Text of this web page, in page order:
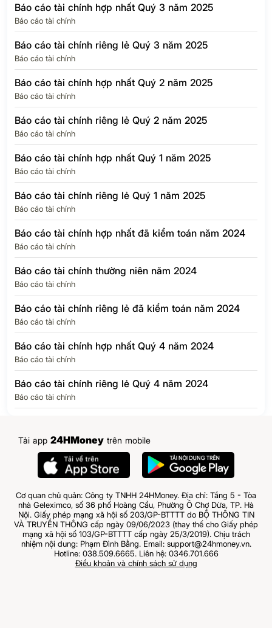
Báo cáo tài chính hợp nhất Quý 3 năm 2025
Báo cáo tài chính
Báo cáo tài chính riêng lẻ Quý 3 năm 2025
Báo cáo tài chính
Báo cáo tài chính hợp nhất Quý 2 năm 2025
Báo cáo tài chính
Báo cáo tài chính riêng lẻ Quý 2 năm 2025
Báo cáo tài chính
Báo cáo tài chính hợp nhất Quý 1 năm 2025
Báo cáo tài chính
Báo cáo tài chính riêng lẻ Quý 1 năm 2025
Báo cáo tài chính
Báo cáo tài chính hợp nhất đã kiểm toán năm 2024
Báo cáo tài chính
Báo cáo tài chính thường niên năm 2024
Báo cáo tài chính
Báo cáo tài chính riêng lẻ đã kiểm toán năm 2024
Báo cáo tài chính
Báo cáo tài chính hợp nhất Quý 4 năm 2024
Báo cáo tài chính
Báo cáo tài chính riêng lẻ Quý 4 năm 2024
Báo cáo tài chính
Tải app 24HMoney trên mobile
Cơ quan chủ quản: Công ty TNHH 24HMoney. Địa chỉ: Tầng 5 - Tòa
nhà Geleximco, số 36 phố Hoàng Cầu, Phường Ô Chợ Dừa, TP. Hà
Nội. Giấy phép mạng xã hội số 203/GP-BTTTT do BỘ THÔNG TIN
VÀ TRUYỀN THÔNG cấp ngày 09/06/2023 (thay thế cho Giấy phép
mạng xã hội số 103/GP-BTTTT cấp ngày 25/3/2019). Chịu trách
nhiệm nội dung: Phạm Đình Bằng. Email: support@24hmoney.vn.
Hotline: 038.509.6665. Liên hệ: 0346.701.666
Điều khoản và chính sách sử dụng